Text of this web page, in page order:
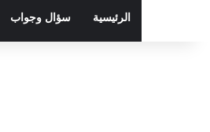
الرئيسية سؤال وجواب